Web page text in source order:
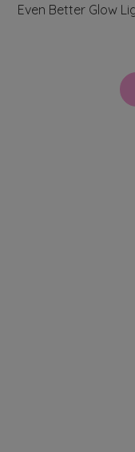
Even Better Glow